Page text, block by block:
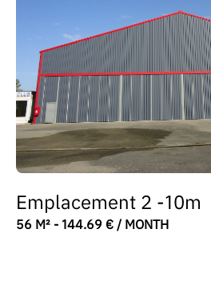
Emplacement 2 -10m
56 M² - 144.69 € / MONTH